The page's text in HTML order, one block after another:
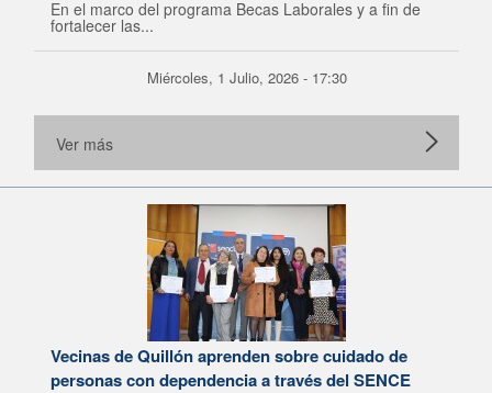
En el marco del programa Becas Laborales y a fin de
fortalecer las...
Miércoles, 1 Julio, 2026 - 17:30
Ver más
Vecinas de Quillón aprenden sobre cuidado de
personas con dependencia a través del SENCE